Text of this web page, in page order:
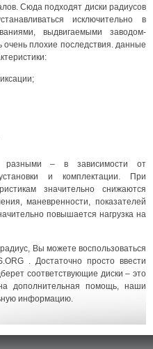
Сюда подходят диски радиусов
исключительно в
выдвигаемыми заводом-
очень плохие последствия. данные
разными – в зависимости от
и комплектации. При
значительно снижаются
маневренности, показателей
повышается нагрузка на
Вы можете воспользоваться
. Достаточно просто ввести
соответствующие диски – это
дополнительная помощь, наши
информацию.